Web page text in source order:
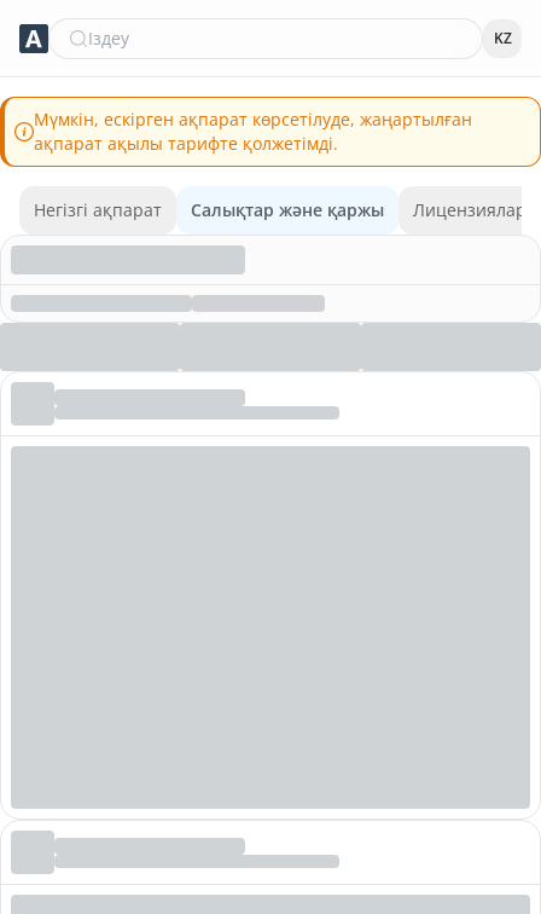
Іздеу KZ
Мүмкін, ескірген ақпарат көрсетілуде, жаңартылған
ақпарат ақылы тарифте қолжетімді.
Негізгі ақпарат Салықтар және қаржы Лицензиялар